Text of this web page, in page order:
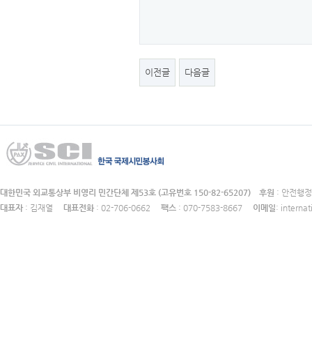
이전글 다음글
대한민국 외교통상부 비영리 민간단체 제53호 (고유번호 150-82-65207) 후원 : 안전
대표자 : 김재열 대표전화 : 02-706-0662 팩스 : 070-7583-8667 이메일: